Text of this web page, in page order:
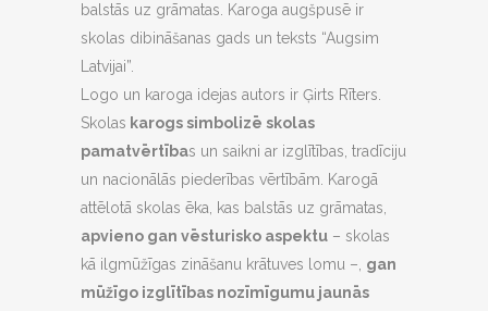
balstās uz grāmatas. Karoga augšpusē ir
skolas dibināšanas gads un teksts “Augsim
Latvijai”.
Logo un karoga idejas autors ir Ģirts Rīters.
Skolas karogs simbolizē skolas
pamatvērtības un saikni ar izglītības, tradīciju
un nacionālās piederības vērtībām. Karogā
attēlotā skolas ēka, kas balstās uz grāmatas,
apvieno gan vēsturisko aspektu – skolas
kā ilgmūžīgas zināšanu krātuves lomu –, gan
mūžīgo izglītības nozīmīgumu jaunās